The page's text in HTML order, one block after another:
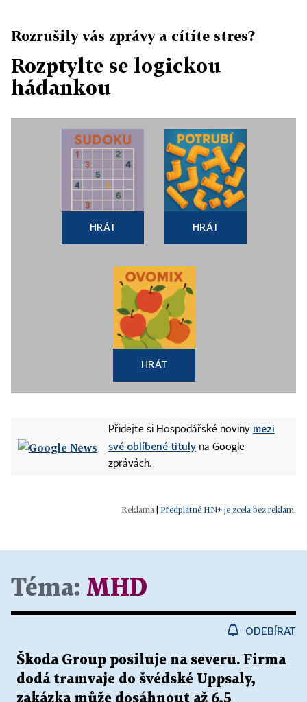
Rozrušily vás zprávy a cítíte stres?
Rozptylte se logickou
hádankou
HRÁT HRÁT
HRÁT
Přidejte si Hospodářské noviny mezi
své oblíbené tituly na Google
zprávách.
Předplatné HN+ je zcela bez reklam.
Téma: MHD
ODEBÍRAT
Škoda Group posiluje na severu. Firma
dodá tramvaje do švédské Uppsaly,
zakázka může dosáhnout až 6,5